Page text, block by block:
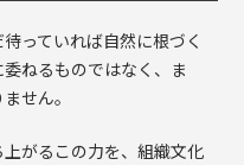
っていれば自然に根づく
ねるものではなく、ま
せん。
がるこの力を、組織文化